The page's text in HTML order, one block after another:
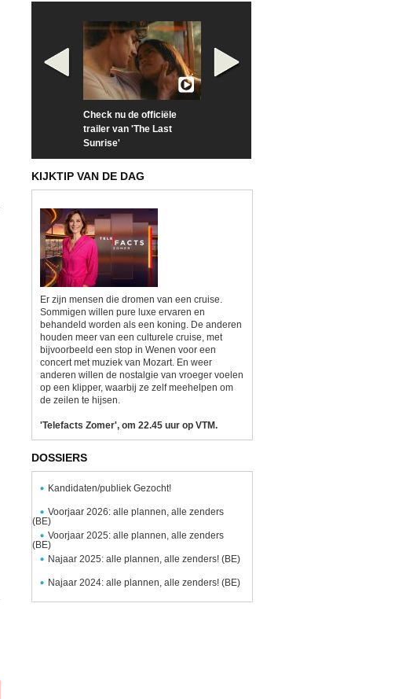
Check nu de officiële
trailer van 'The Last
Sunrise'
KIJKTIP VAN DE DAG
Er zijn mensen die dromen van een cruise.
Sommigen willen pure luxe ervaren en
behandeld worden als een koning. De anderen
houden meer van een culturele cruise, met
bijvoorbeeld een stop in Wenen voor een
concert met muziek van Mozart. En weer
anderen willen de nostalgie van vroeger voelen
op een klipper, waarbij ze zelf meehelpen om
de zeilen te hijsen.
'Telefacts Zomer', om 22.45 uur op VTM.
DOSSIERS
Kandidaten/publiek Gezocht!
Voorjaar 2026: alle plannen, alle zenders
(BE)
Voorjaar 2025: alle plannen, alle zenders
(BE)
Najaar 2025: alle plannen, alle zenders! (BE)
Najaar 2024: alle plannen, alle zenders! (BE)